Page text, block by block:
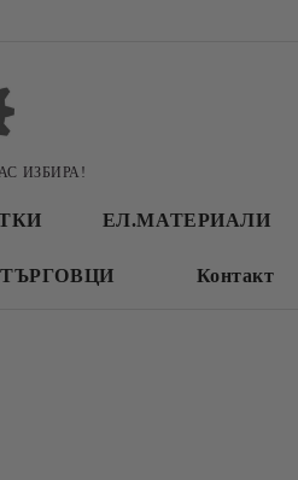
ИЗБИРА!
ЕЛ.МАТЕРИАЛИ
Контакт